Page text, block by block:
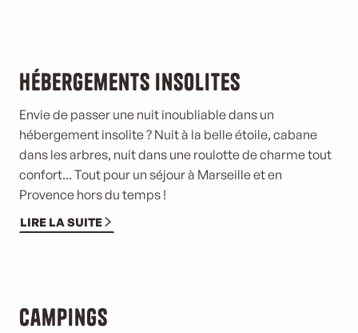
Hébergements insolites
Envie de passer une nuit inoubliable dans un
hébergement insolite ? Nuit à la belle étoile, cabane
dans les arbres, nuit dans une roulotte de charme tout
confort... Tout pour un séjour à Marseille et en
Provence hors du temps !
LIRE LA SUITE
Campings